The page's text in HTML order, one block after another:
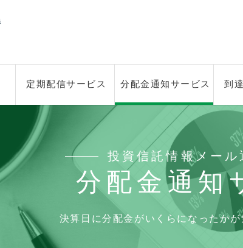
定期配信サービス 分配金通知サービス 到
投資信託情報メール
分配金通知
決算日に分配金がいくらになったか